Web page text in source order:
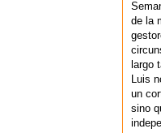
de la
largo
Luis
un
sino